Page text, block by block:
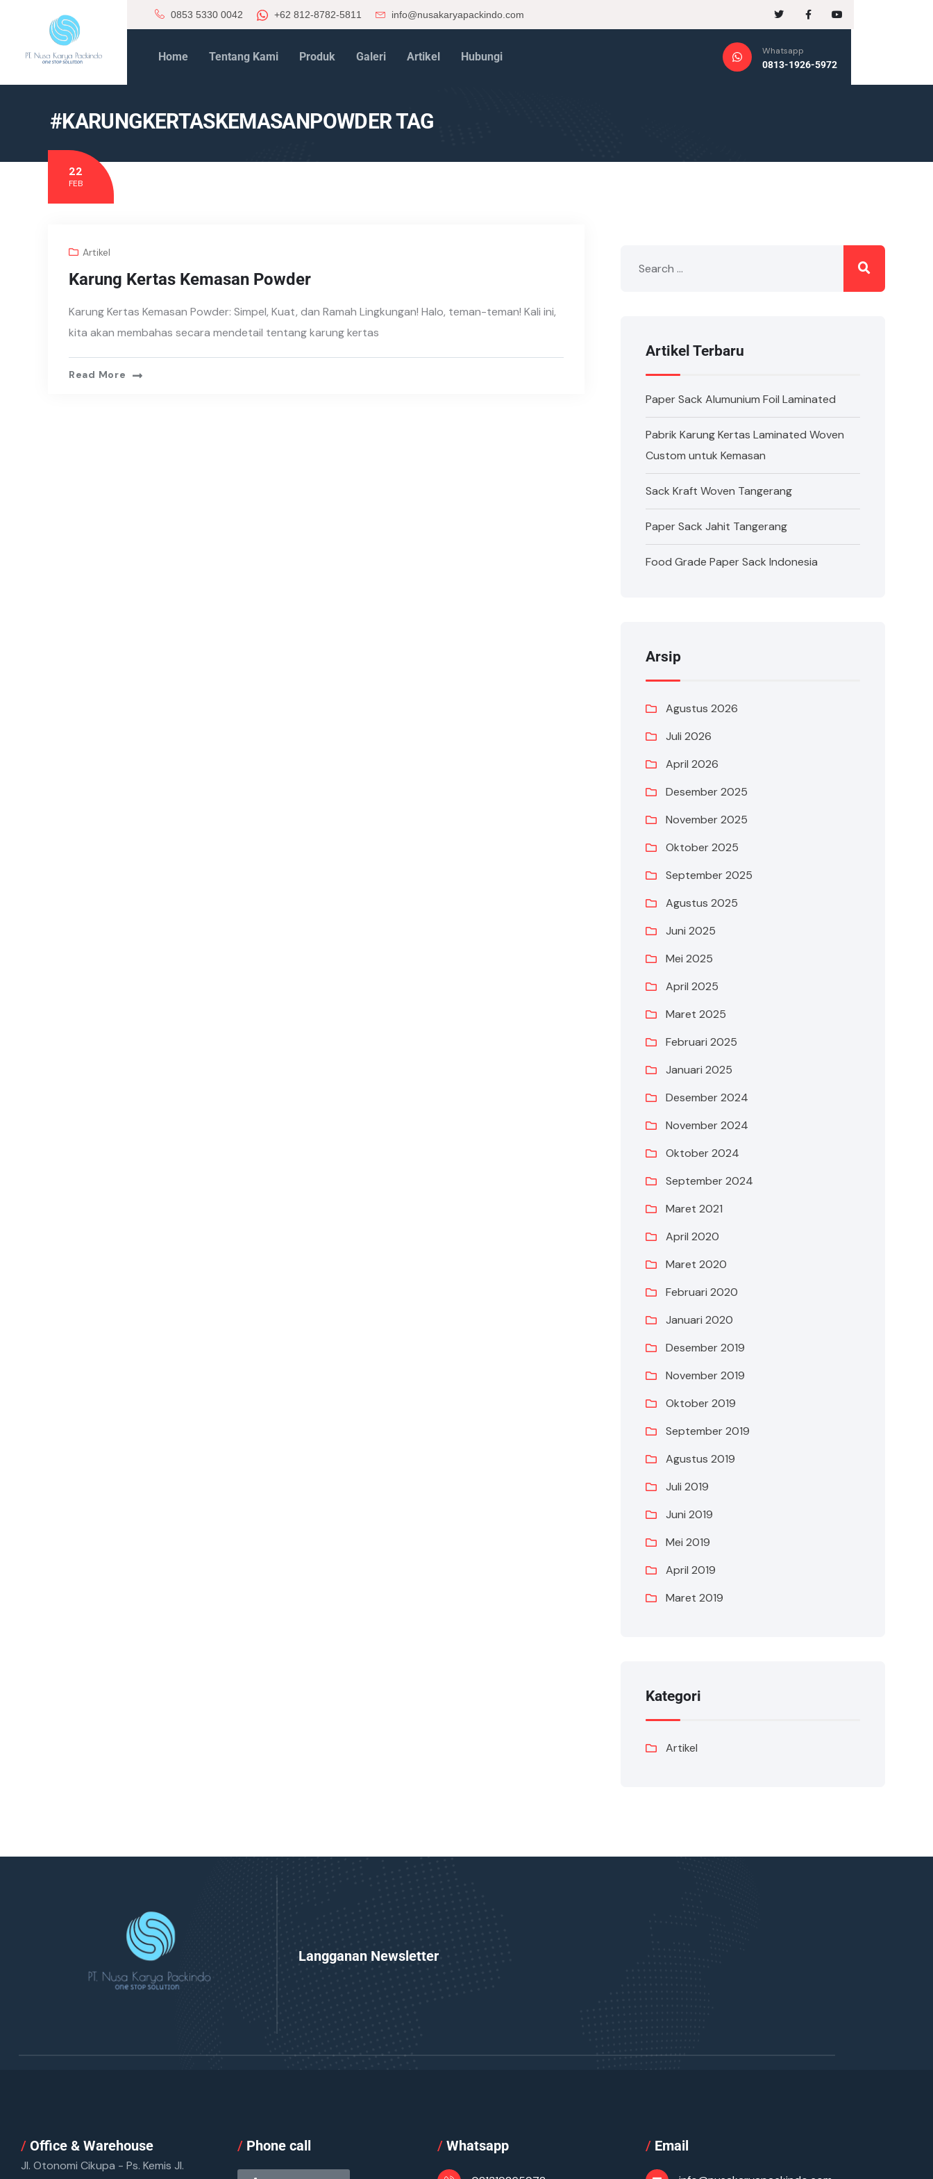
0853 5330 0042 +62 812-8782-5811 info@nusakaryapackindo.com
Home Tentang Kami Produk Galeri Artikel Hubungi
Whatsapp
0813-1926-5972
#KARUNGKERTASKEMASANPOWDER TAG
22
FEB
Artikel
Karung Kertas Kemasan Powder
Karung Kertas Kemasan Powder: Simpel, Kuat, dan Ramah Lingkungan! Halo, teman-teman! Kali ini,
kita akan membahas secara mendetail tentang karung kertas
Read More
Artikel Terbaru
Paper Sack Alumunium Foil Laminated
Pabrik Karung Kertas Laminated Woven
Custom untuk Kemasan
Sack Kraft Woven Tangerang
Paper Sack Jahit Tangerang
Food Grade Paper Sack Indonesia
Arsip
Agustus 2026
Juli 2026
April 2026
Desember 2025
November 2025
Oktober 2025
September 2025
Agustus 2025
Juni 2025
Mei 2025
April 2025
Maret 2025
Februari 2025
Januari 2025
Desember 2024
November 2024
Oktober 2024
September 2024
Maret 2021
April 2020
Maret 2020
Februari 2020
Januari 2020
Desember 2019
November 2019
Oktober 2019
September 2019
Agustus 2019
Juli 2019
Juni 2019
Mei 2019
April 2019
Maret 2019
Kategori
Artikel
Langganan Newsletter
/ Office & Warehouse
Jl. Otonomi Cikupa - Ps. Kemis Jl.
/ Phone call /Whatsapp /Email